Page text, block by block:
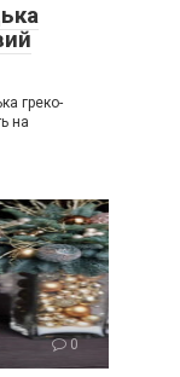
греко-
на
0